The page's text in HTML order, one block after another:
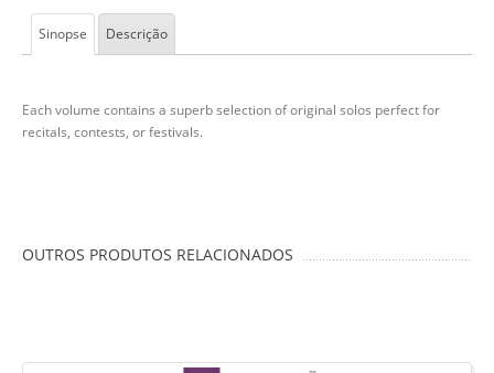
Sinopse Descrição
Each volume contains a superb selection of original solos perfect for
recitals, contests, or festivals.
OUTROS PRODUTOS RELACIONADOS